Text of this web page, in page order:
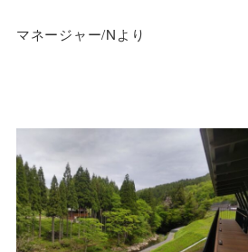
マネージャー/Nより